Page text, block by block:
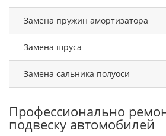
Замена пружин амортизатора
Замена шруса
Замена сальника полуоси
Профессионально
подвеску автомобилей